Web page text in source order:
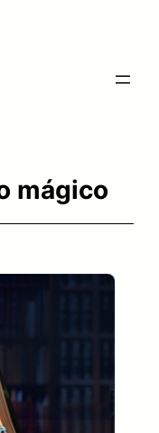
mágico